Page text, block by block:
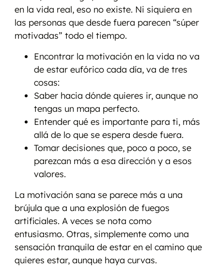
en la vida real, eso no existe. Ni siquiera en
las personas que desde fuera parecen “súper
motivadas” todo el tiempo.
Encontrar la motivación en la vida no va
de estar eufórico cada día, va de tres
cosas:
Saber hacia dónde quieres ir, aunque no
tengas un mapa perfecto.
Entender qué es importante para ti, más
allá de lo que se espera desde fuera.
Tomar decisiones que, poco a poco, se
parezcan más a esa dirección y a esos
valores.
La motivación sana se parece más a una
brújula que a una explosión de fuegos
artificiales. A veces se nota como
entusiasmo. Otras, simplemente como una
sensación tranquila de estar en el camino que
quieres estar, aunque haya curvas.